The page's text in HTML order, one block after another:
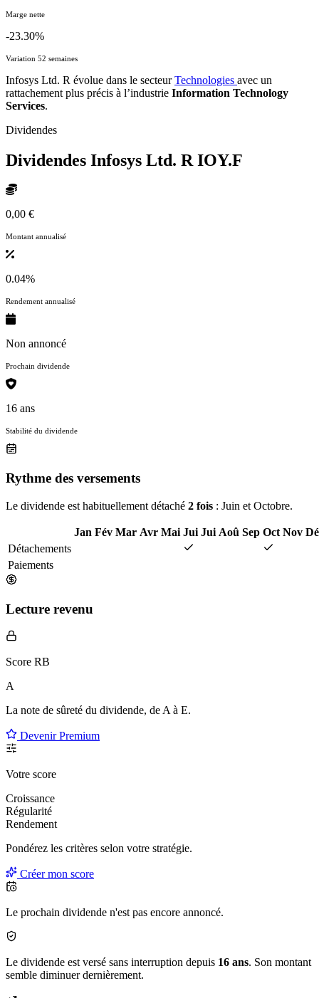
Marge nette
-23.30%
Variation 52 semaines
Infosys Ltd. R évolue dans le secteurTechnologies avec un
rattachement plus précis à l’industrie Information Technology
Services.
Dividendes
Dividendes Infosys Ltd. R IOY.F
0,00 €
Montant annualisé
0.04%
Rendement annualisé
Non annoncé
Prochain dividende
16 ans
Stabilité du dividende
Rythme des versements
Le dividende est habituellement détaché 2 fois : Juin et Octobre.
Jan Fév Mar Avr Mai Jui Jui Aoû Sep Oct Nov
Détachements
Paiements
Lecture revenu
Score RB
A
La note de sûreté du dividende, de A à E.
Devenir Premium
Votre score
Croissance
Régularité
Rendement
Pondérez les critères selon votre stratégie.
Créer mon score
Le prochain dividende n'est pas encore annoncé.
Le dividende est versé sans interruption depuis 16 ans. Son montant
semble diminuer dernièrement.